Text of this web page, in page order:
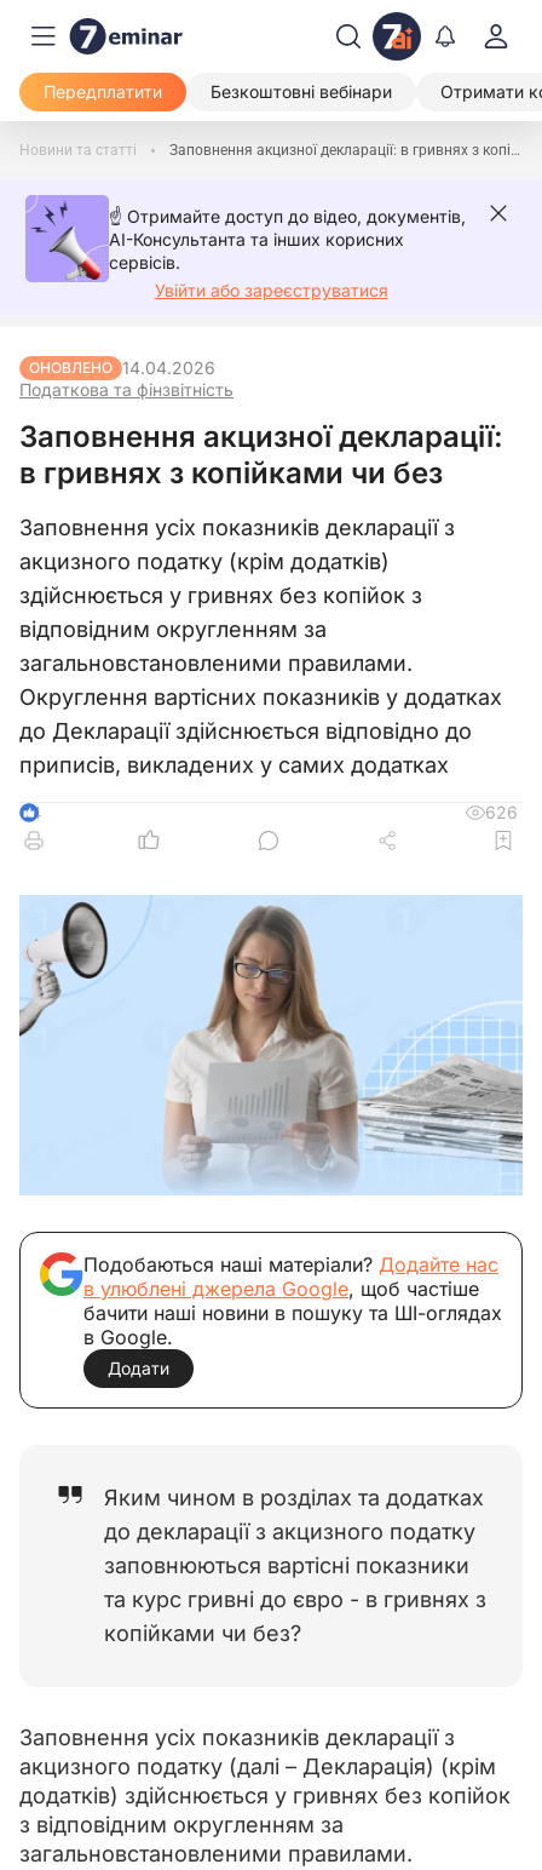
Передплатити Безкоштовні вебінари Отримати
Новини та статті Заповнення акцизної декларації: в гривнях з копійками чи без
☝️ Отримайте доступ до відео, документів,
AI-Консультанта та інших корисних
сервісів.
Увійти або зареєструватися
ОНОВЛЕНО
Податкова та фінзвітність
14.04.2026
Заповнення акцизної декларації:
в гривнях з копійками чи без
Заповнення усіх показників декларації з
акцизного податку (крім додатків)
здійснюється у гривнях без копійок з
відповідним округленням за
загальновстановленими правилами.
Округлення вартісних показників у додатках
до Декларації здійснюється відповідно до
приписів, викладених у самих додатках
4 626
Подобаються наші матеріали? Додайте нас
в улюблені джерела Google, щоб частіше
бачити наші новини в пошуку та ШІ-оглядах
в Google.
Додати
Яким чином в розділах та додатках
до декларації з акцизного податку
заповнюються вартісні показники
та курс гривні до євро - в гривнях з
копійками чи без?
Заповнення усіх показників декларації з
акцизного податку (далі – Декларація) (крім
додатків) здійснюється у гривнях без копійок
з відповідним округленням за
загальновстановленими правилами.